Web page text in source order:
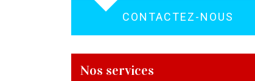
CONTACTEZ-NOUS
Nos services